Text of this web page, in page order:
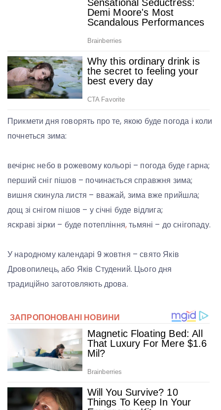
Прикмети дня говорять про те, якою буде погода і коли
почнеться зима:
вечірнє небо в рожевому кольорі – погода буде гарна;
перший сніг пішов – починається справжня зима;
вишня скинула листя – вважай, зима вже прийшла;
дощ зі снігом пішов – у січні буде відлига;
яскраві зірки – буде потепління,тьмяні – до снігопаду.
У народному календарі 9 жовтня – свято Яків
Дровопилець, або Яків Студений. Цього дня
традиційно заготовляють дрова.